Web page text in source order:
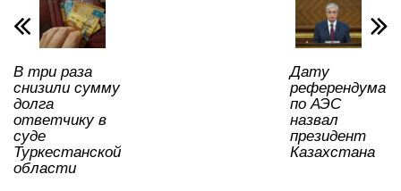
p
o
k
ть
В три раза
снизили сумму
долга
ответчику в
суде
Туркестанской
области
Дату
референдума
по АЭС
назвал
президент
Казахстана